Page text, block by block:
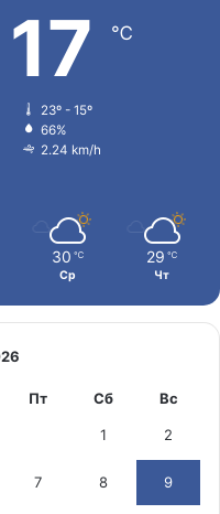
17 ℃
23º - 15º
66%
2.24 km/h
30 ℃
Ср
29 ℃
Чт
Пт Сб Вс
1 2
7 8 9